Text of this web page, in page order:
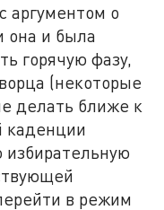
аргументом о
она и была
горячую фазу,
(некоторые
делать ближе к
каденции
в режим